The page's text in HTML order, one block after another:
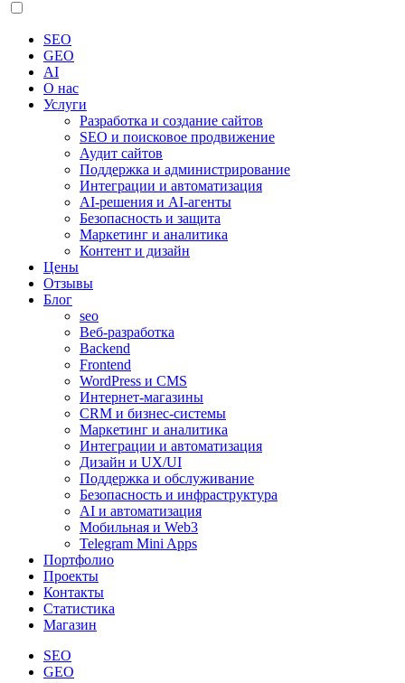
SEO
GEO
AI
О нас
Услуги
Разработка и создание сайтов
SEO и поисковое продвижение
Аудит сайтов
Поддержка и администрирование
Интеграции и автоматизация
AI-решения и AI-агенты
Безопасность и защита
Маркетинг и аналитика
Контент и дизайн
Цены
Отзывы
Блог
seo
Веб-разработка
Backend
Frontend
WordPress и CMS
Интернет-магазины
CRM и бизнес-системы
Маркетинг и аналитика
Интеграции и автоматизация
Дизайн и UX/UI
Поддержка и обслуживание
Безопасность и инфраструктура
AI и автоматизация
Мобильная и Web3
Telegram Mini Apps
Портфолио
Проекты
Контакты
Статистика
Магазин
SEO
GEO